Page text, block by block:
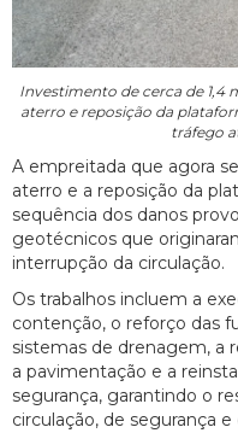
Investimento de cerca de 1,4
aterro e reposição da
tráfego
A empreitada que agora
aterro e a reposição da
sequência dos danos
geotécnicos que
interrupção da circulação.
Os trabalhos incluem a
contenção, o reforço das
sistemas de drenagem, a
a pavimentação e a
segurança, garantindo o
circulação, de segurança